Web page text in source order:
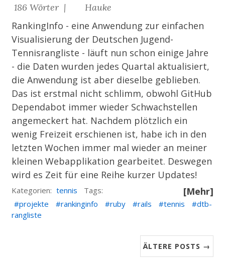
186 Wörter |
Hauke
RankingInfo - eine Anwendung zur einfachen
Visualisierung der Deutschen Jugend-
Tennisrangliste - läuft nun schon einige Jahre
- die Daten wurden jedes Quartal aktualisiert,
die Anwendung ist aber dieselbe geblieben.
Das ist erstmal nicht schlimm, obwohl GitHub
Dependabot immer wieder Schwachstellen
angemeckert hat. Nachdem plötzlich ein
wenig Freizeit erschienen ist, habe ich in den
letzten Wochen immer mal wieder an meiner
kleinen Webapplikation gearbeitet. Deswegen
wird es Zeit für eine Reihe kurzer Updates!
[Mehr]
Kategorien: tennis
Tags:
projekte
rankinginfo ruby rails tennis
dtb-
rangliste
ÄLTERE POSTS →